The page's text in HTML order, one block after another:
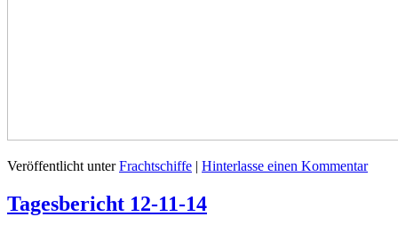
Veröffentlicht unter Frachtschiffe | Hinterlasse einen Kommentar
Tagesbericht 12-11-14